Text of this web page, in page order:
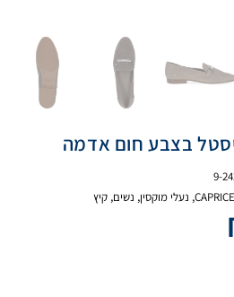
בצבע חום אדמה
9-
CAPRICE
, נעלי מוקסין, נשים, קיץ